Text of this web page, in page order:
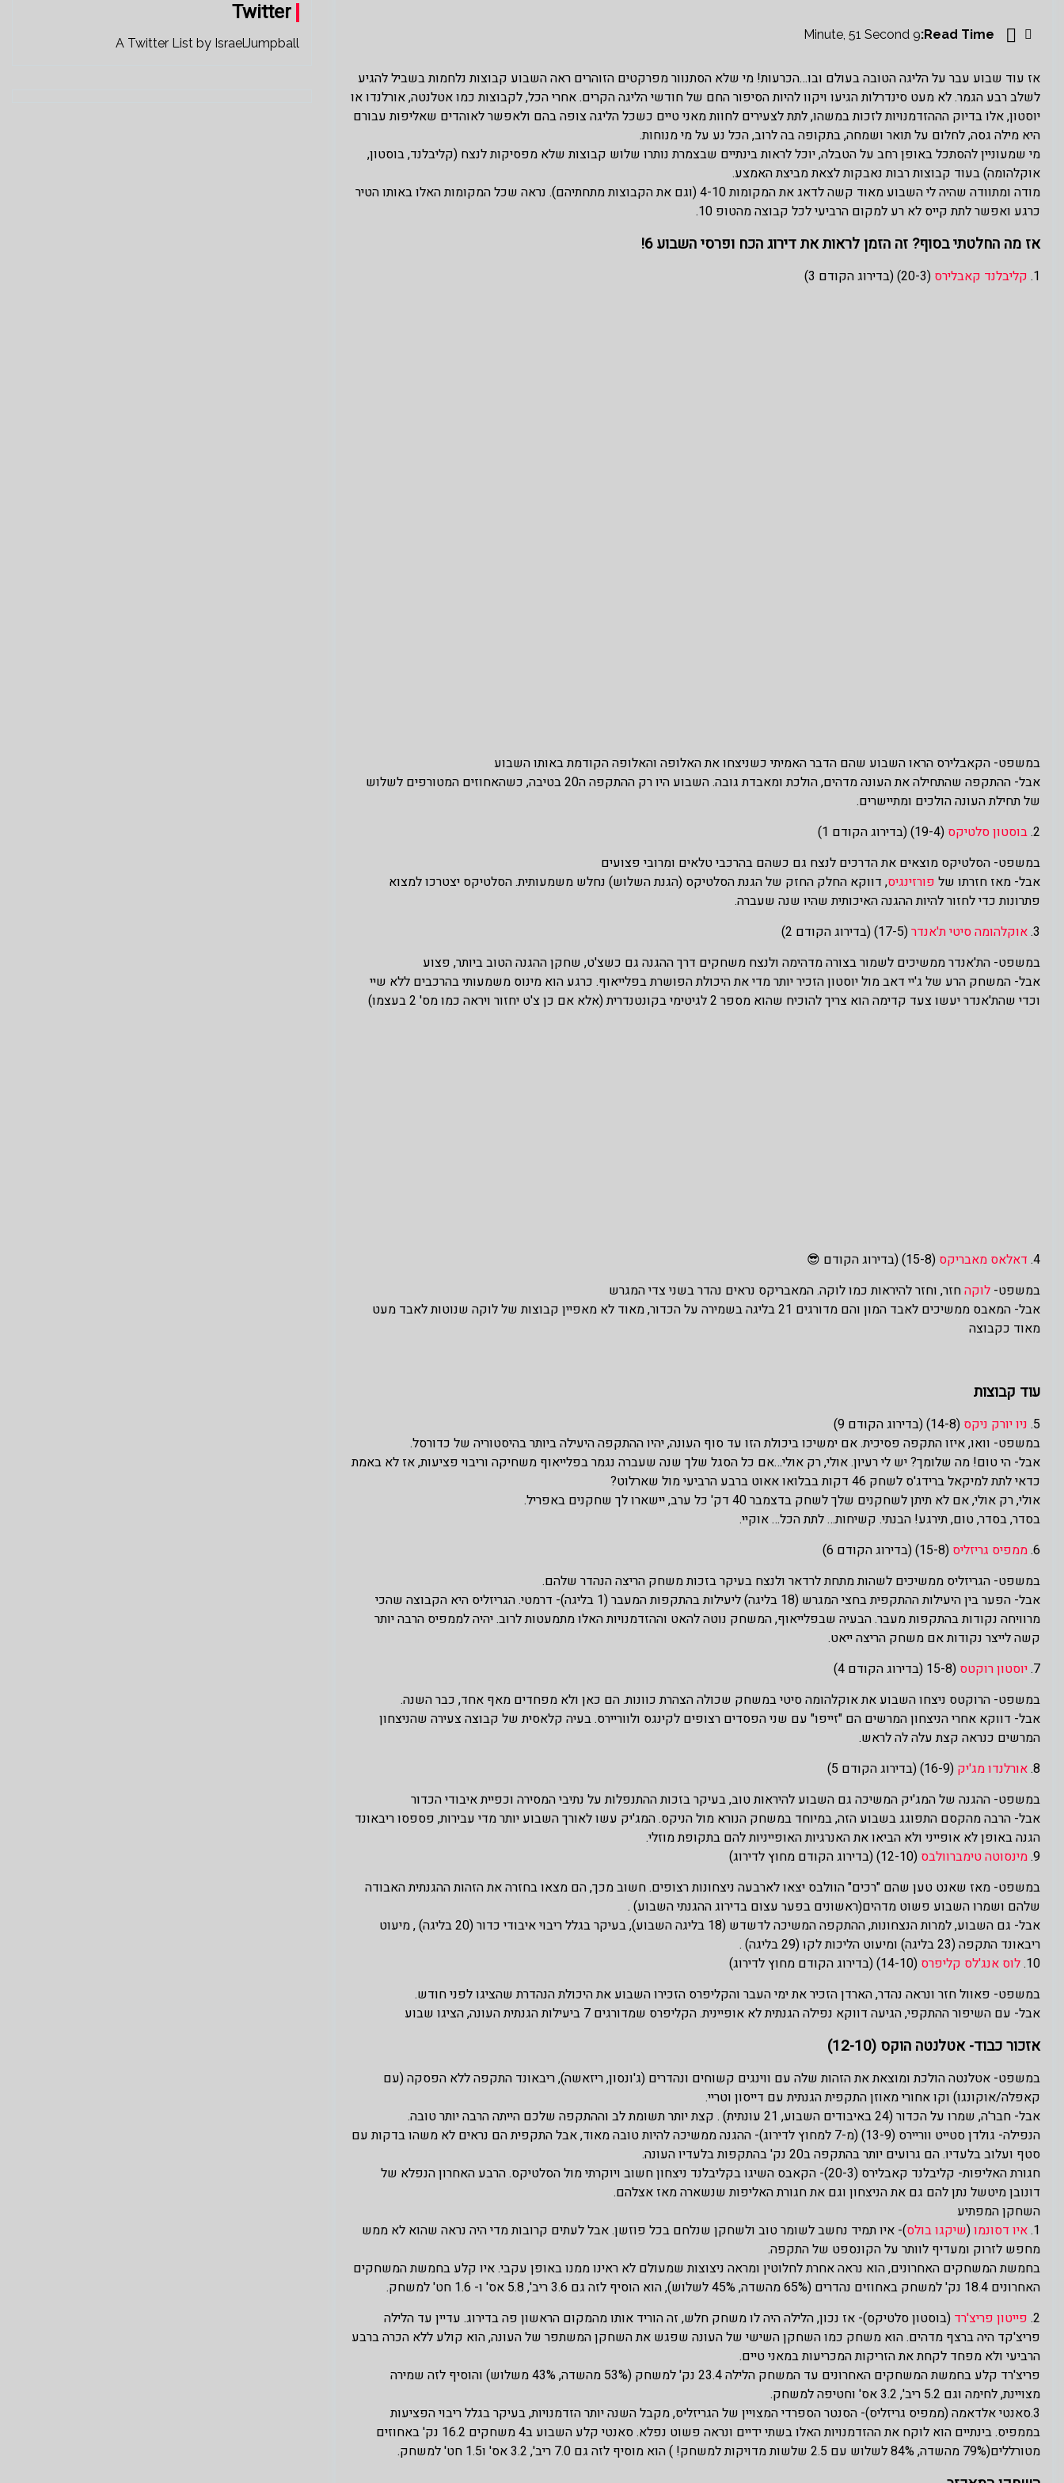
Read Time:
9 Minute, 51 Second
אז עוד שבוע עבר על הליגה הטובה בעולם ובו…הכרעות! מי שלא הסתנוור מפרקטים הזוהרים ראה השבוע קבוצות נלחמות בשביל להגיע
לשלב רבע הגמר. לא מעט סינדרלות הגיעו ויקוו להיות הסיפור החם של חודשי הליגה הקרים. אחרי הכל, לקבוצות כמו אטלנטה, אורלנדו או
יוסטון, אלו בדיוק הההזדמנויות לזכות במשהו, לתת לצעירים לחוות מאני טיים כשכל הליגה צופה בהם ולאפשר לאוהדים שאליפות עבורם
היא מילה גסה, לחלום על תואר ושמחה, בתקופה בה לרוב, הכל נע על מי מנוחות.
מי שמעוניין להסתכל באופן רחב על הטבלה, יוכל לראות בינתיים שבצמרת נותרו שלוש קבוצות שלא מפסיקות לנצח (קליבלנד, בוסטון,
אוקלהומה) בעוד קבוצות רבות נאבקות לצאת מביצת האמצע.
מודה ומתוודה שהיה לי השבוע מאוד קשה לדאג את המקומות 4-10 (וגם את הקבוצות מתחתיהם). נראה שכל המקומות האלו באותו הטיר
כרגע ואפשר לתת קייס לא רע למקום הרביעי לכל קבוצה מהטופ 10.
אז מה החלטתי בסוף? זה הזמן לראות את דירוג הכח ופרסי השבוע 6!
1. קליבלנד קאבלירס (20-3) (בדירוג הקודם 3)
במשפט- הקאבלירס הראו השבוע שהם הדבר האמיתי כשניצחו את האלופה והאלופה הקודמת באותו השבוע
אבל- ההתקפה שהתחילה את העונה מדהים, הולכת ומאבדת גובה. השבוע היו רק ההתקפה ה20 בטיבה, כשהאחוזים המטורפים לשלוש
של תחילת העונה הולכים ומתיישרים.
2. בוסטון סלטיקס (19-4) (בדירוג הקודם 1)
במשפט- הסלטיקס מוצאים את הדרכים לנצח גם כשהם בהרכבי טלאים ומרובי פצועים
אבל- מאז חזרתו של פורזינגיס, דווקא החלק החזק של הגנת הסלטיקס (הגנת השלוש) נחלש משמעותית. הסלטיקס יצטרכו למצוא
פתרונות כדי לחזור להיות ההגנה האיכותית שהיו שנה שעברה.
3. אוקלהומה סיטי ת'אנדר(17-5) (בדירוג הקודם 2)
במשפט- הת'אנדר ממשיכים לשמור בצורה מדהימה ולנצח משחקים דרך ההגנה גם כשצ'ט, שחקן ההגנה הטוב ביותר, פצוע
אבל- המשחק הרע של ג'יי דאב מול יוסטון הזכיר יותר מדי את היכולת הפושרת בפלייאוף. כרגע הוא מינוס משמעותי בהרכבים ללא שיי
וכדי שהת'אנדר יעשו צעד קדימה הוא צריך להוכיח שהוא מספר 2 לגיטימי בקונטנדרית (אלא אם כן צ'ט יחזור ויראה כמו מס' 2 בעצמו)
4. דאלאס מאבריקס (15-8) (בדירוג הקודם 😎
במשפט- לוקהחזר, וחזר להיראות כמו לוקה. המאבריקס נראים נהדר בשני צדי המגרש
אבל- המאבס ממשיכים לאבד המון והם מדורגים 21 בליגה בשמירה על הכדור, מאוד לא מאפיין קבוצות של לוקה שנוטות לאבד מעט
מאוד כקבוצה
עוד קבוצות
5. ניו יורק ניקס (14-8) (בדירוג הקודם 9)
במשפט- וואו, איזו התקפה פסיכית. אם ימשיכו ביכולת הזו עד סוף העונה, יהיו ההתקפה היעילה ביותר בהיסטוריה של כדורסל.
אבל- הי טום! מה שלומך? יש לי רעיון. אולי, רק אולי…אם כל הסגל שלך שנה שעברה נגמר בפלייאוף משחיקה וריבוי פציעות, אז לא באמת
כדאי לתת למיקאל ברידג'ס לשחק 46 דקות בבלואו אאוט ברבע הרביעי מול שארלוט?
אולי, רק אולי, אם לא תיתן לשחקנים שלך לשחק בדצמבר 40 דק' כל ערב, יישארו לך שחקנים באפריל.
בסדר, בסדר, טום, תירגע! הבנתי. קשיחות… לתת הכל… אוקיי.
6. ממפיס גריזליס (15-8) (בדירוג הקודם 6)
במשפט- הגריזליס ממשיכים לשהות מתחת לרדאר ולנצח בעיקר בזכות משחק הריצה הנהדר שלהם.
אבל- הפער בין היעילות ההתקפית בחצי המגרש (18 בליגה) ליעילות בהתקפות המעבר (1 בליגה)- דרמטי. הגריזליס היא הקבוצה שהכי
מרוויחה נקודות בהתקפות מעבר. הבעיה שבפלייאוף, המשחק נוטה להאט וההזדמנויות האלו מתמעטות לרוב. יהיה לממפיס הרבה יותר
קשה לייצר נקודות אם משחק הריצה ייאט.
7. יוסטון רוקטס (15-8 (בדירוג הקודם 4)
במשפט- הרוקטס ניצחו השבוע את אוקלהומה סיטי במשחק שכולה הצהרת כוונות. הם כאן ולא מפחדים מאף אחד, כבר השנה.
אבל- דווקא אחרי הניצחון המרשים הם "זייפו" עם שני הפסדים רצופים לקינגס ולווריירס. בעיה קלאסית של קבוצה צעירה שהניצחון
המרשים כנראה קצת עלה לה לראש.
8. אורלנדו מג'יק (16-9) (בדירוג הקודם 5)
במשפט- ההגנה של המג'יק המשיכה גם השבוע להיראות טוב, בעיקר בזכות ההתנפלות על נתיבי המסירה וכפיית איבודי הכדור
אבל- הרבה מהקסם התפוגג בשבוע הזה, במיוחד במשחק הנורא מול הניקס. המג'יק עשו לאורך השבוע יותר מדי עבירות, פספסו ריבאונד
הגנה באופן לא אופייני ולא הביאו את האנרגיות האופייניות להם בתקופת מוזלי.
9. מינסוטה טימברוולבס (12-10) (בדירוג הקודם מחוץ לדירוג)
במשפט- מאז שאנט טען שהם "רכים" הוולבס יצאו לארבעה ניצחונות רצופים. חשוב מכך, הם מצאו בחזרה את הזהות ההגנתית האבודה
שלהם ושמרו השבוע פשוט מדהים(ראשונים בפער עצום בדירוג ההגנתי השבוע) .
אבל- גם השבוע, למרות הנצחונות, ההתקפה המשיכה לדשדש (18 בליגה השבוע), בעיקר בגלל ריבוי איבודי כדור (20 בליגה) , מיעוט
ריבאונד התקפה (23 בליגה) ומיעוט הליכות לקו (29 בליגה) .
10. לוס אנג'לס קליפרס (14-10) (בדירוג הקודם מחוץ לדירוג)
במשפט- פאוול חזר ונראה נהדר, הארדן הזכיר את ימי העבר והקליפרס הזכירו השבוע את היכולת הנהדרת שהציגו לפני חודש.
אבל- עם השיפור ההתקפי, הגיעה דווקא נפילה הגנתית לא אופיינית. הקליפרס שמדורגים 7 ביעילות הגנתית העונה, הציגו שבוע
אזכור כבוד- אטלנטה הוקס (12-10)
במשפט- אטלנטה הולכת ומוצאת את הזהות שלה עם ווינגים קשוחים ונהדרים (ג'ונסון, ריזאשה), ריבאונד התקפה ללא הפסקה (עם
קאפלה/אוקונגו) וקו אחורי מאוזן התקפית הגנתית עם דייסון וטריי.
אבל- חבר'ה, שמרו על הכדור (24 באיבודים השבוע, 21 עונתית) . קצת יותר תשומת לב וההתקפה שלכם הייתה הרבה יותר טובה.
הנפילה- גולדן סטייט ווריירס (13-9) (מ-7 למחוץ לדירוג)- ההגנה ממשיכה להיות טובה מאוד, אבל התקפית הם נראים לא משהו בדקות עם
סטף ועלוב בלעדיו. הם גרועים יותר בהתקפה ב20 נק' בהתקפות בלעדיו העונה.
חגורת האליפות- קליבלנד קאבלירס (20-3)- הקאבס השיגו בקליבלנד ניצחון חשוב ויוקרתי מול הסלטיקס. הרבע האחרון הנפלא של
דונובן מיטשל נתן להם גם את הניצחון וגם את חגורת האליפות שנשארה מאז אצלהם.
השחקן המפתיע
1. איו דסונמו(שיקגו בולס)- איו תמיד נחשב לשומר טוב ולשחקן שנלחם בכל פוזשן. אבל לעתים קרובות מדי היה נראה שהוא לא ממש
מחפש לזרוק ומעדיף לוותר על הקונספט של התקפה.
בחמשת המשחקים האחרונים, הוא נראה אחרת לחלוטין ומראה ניצוצות שמעולם לא ראינו ממנו באופן עקבי. איו קלע בחמשת המשחקים
האחרונים 18.4 נק' למשחק באחוזים נהדרים (65% מהשדה, 45% לשלוש), הוא הוסיף לזה גם 3.6 ריב', 5.8 אס' ו- 1.6 חט' למשחק.
2. פייטון פריצ'רד (בוסטון סלטיקס)- אז נכון, הלילה היה לו משחק חלש, זה הוריד אותו מהמקום הראשון פה בדירוג. עדיין עד הלילה
פריצ'קד היה ברצף מדהים. הוא משחק כמו השחקן השישי של העונה שפגש את השחקן המשתפר של העונה, הוא קולע ללא הכרה ברבע
הרביעי ולא מפחד לקחת את הזריקות המכריעות במאני טיים.
פריצ'רד קלע בחמשת המשחקים האחרונים עד המשחק הלילה 23.4 נק' למשחק (53% מהשדה, 43% משלוש) והוסיף לזה שמירה
מצויינת, לחימה וגם 5.2 ריב', 3.2 אס' וחטיפה למשחק.
3.סאנטי אלדאמה (ממפיס גריזליס)- הסנטר הספרדי המצויין של הגריזליס, מקבל השנה יותר הזדמנויות, בעיקר בגלל ריבוי הפציעות
בממפיס. בינתיים הוא לוקח את ההזדמנויות האלו בשתי ידיים ונראה פשוט נפלא. סאנטי קלע השבוע ב4 משחקים 16.2 נק' באחוזים
מטורללים(79% מהשדה, 84% לשלוש עם 2.5 שלשות מדויקות למשחק! ) הוא מוסיף לזה גם 7.0 ריב', 3.2 אס' ו1.5 חט' למשחק.
Twitter
A Twitter List by IsraelJumpball